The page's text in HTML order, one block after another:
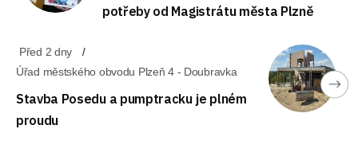
potřeby od Magistrátu města Plzně
Před 2 dny
Úřad městského obvodu Plzeň 4 - Doubravka
Stavba Posedu a pumptracku je plném
proudu